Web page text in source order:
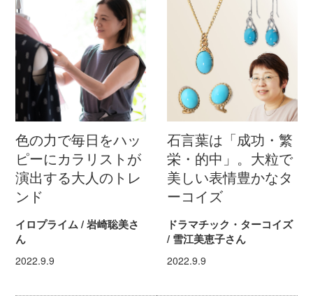
色の力で毎日をハッ
ピーにカラリストが
演出する大人のトレ
ンド
イロプライム / 岩崎聡美さ
ん
2022.9.9
石言葉は「成功・繁
栄・的中」。大粒で
美しい表情豊かなタ
ーコイズ
ドラマチック・ターコイズ
/ 雪江美恵子さん
2022.9.9